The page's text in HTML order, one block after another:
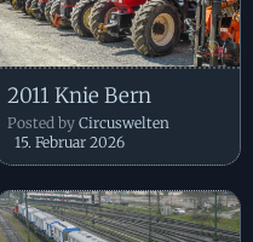
2011 Knie Bern
Posted by Circuswelten
15. Februar 2026